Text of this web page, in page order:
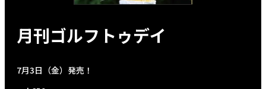
月刊ゴルフトゥデイ
7月3日（金）発売！